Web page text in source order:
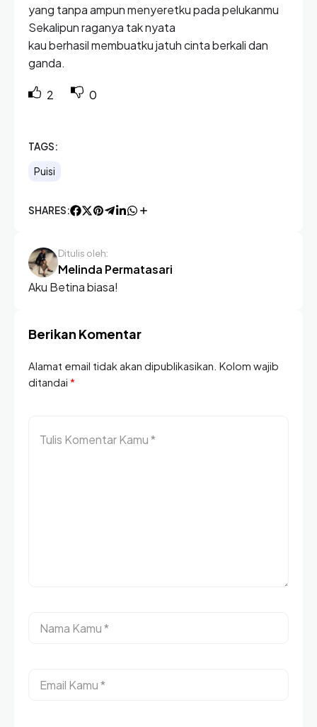
yang tanpa ampun menyeretku pada pelukanmu
Sekalipun raganya tak nyata
kau berhasil membuatku jatuh cinta berkali dan
ganda.
2 0
TAGS:
Puisi
SHARES:
Ditulis oleh:
Melinda Permatasari
Aku Betina biasa!
Berikan Komentar
Alamat email tidak akan dipublikasikan. Kolom wajib
ditandai *